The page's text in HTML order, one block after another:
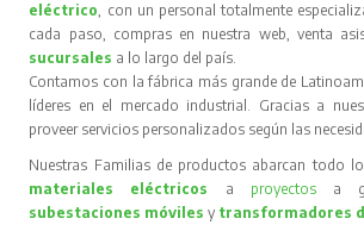
eléctrico, con un personal totalmente
cada paso, compras en nuestra web, venta
sucursales a lo largo del país.
Contamos con la fábrica más grande de
líderes en el mercado industrial. Gracias a
proveer servicios personalizados según las
Nuestras Familias de productos abarcan todo
materiales eléctricos
a proyectos
a
subestaciones móvilesy transformadores